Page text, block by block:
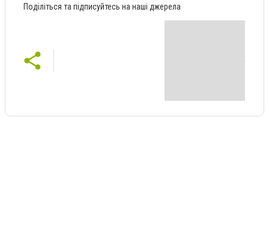
Поділіться та підписуйтесь на наші джерела